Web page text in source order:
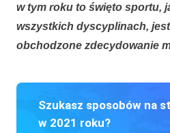
w tym roku to święto sportu,
wszystkich dyscyplinach,
obchodzone zdecydowanie
Szukasz sposobów na
w 2021 roku?